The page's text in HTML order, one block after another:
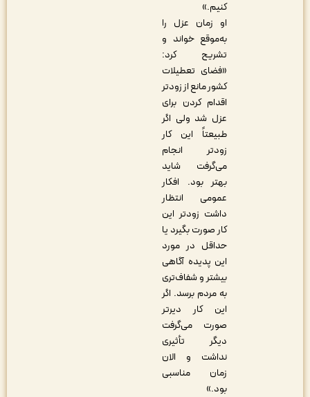
او زمان عزل را
به‌موقع خواند و
تشریح کرد:
«فضای تعطیلات
کشور مانع از زودتر
اقدام کردن برای
عزل شد ولی اگر
طبیعتاً این کار
زودتر انجام
می‌گرفت شاید
بهتر بود. افکار
عمومی انتظار
داشت زودتر این
کار صورت بگیرد یا
حداقل در مورد
این پدیده آگاهی
بیشتر و شفاف‌تری
به مردم برسد. اگر
این کار دیرتر
صورت می‌گرفت
دیگر تأثیری
نداشت و الان
زمان مناسبی